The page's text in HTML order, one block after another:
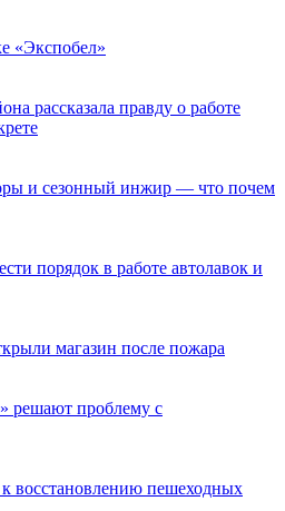
«Экспобел»
рассказала правду о работе
и сезонный инжир — что почем
порядок в работе автолавок и
магазин после пожара
решают проблему с
восстановлению пешеходных